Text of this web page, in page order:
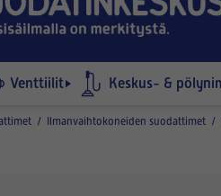
Venttiilit Keskus- &
/ Ilmanvaihtokoneiden suodattimet /